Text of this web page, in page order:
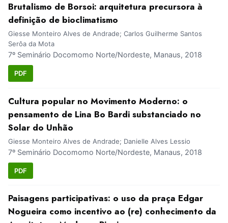
Brutalismo de Borsoi: arquitetura precursora à
definição de bioclimatismo
Giesse Monteiro Alves de Andrade; Carlos Guilherme Santos
Serôa da Mota
7º Seminário Docomomo Norte/Nordeste, Manaus, 2018
PDF
Cultura popular no Movimento Moderno: o
pensamento de Lina Bo Bardi substanciado no
Solar do Unhão
Giesse Monteiro Alves de Andrade; Danielle Alves Lessio
7º Seminário Docomomo Norte/Nordeste, Manaus, 2018
PDF
Paisagens participativas: o uso da praça Edgar
Nogueira como incentivo ao (re) conhecimento da